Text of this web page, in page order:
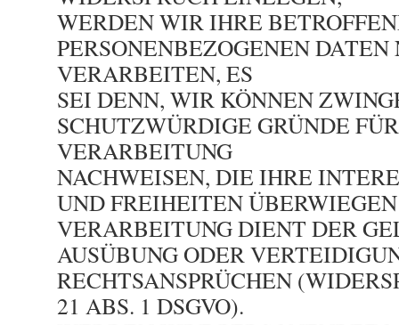
WERDEN WIR IHRE
PERSONENBEZOGENEN
VERARBEITEN, ES
SEI DENN, WIR KÖNNEN
SCHUTZWÜRDIGE GRÜNDE
VERARBEITUNG
NACHWEISEN, DIE IHRE
UND FREIHEITEN
VERARBEITUNG DIENT DER
AUSÜBUNG ODER
RECHTSANSPRÜCHEN
21 ABS. 1 DSGVO).